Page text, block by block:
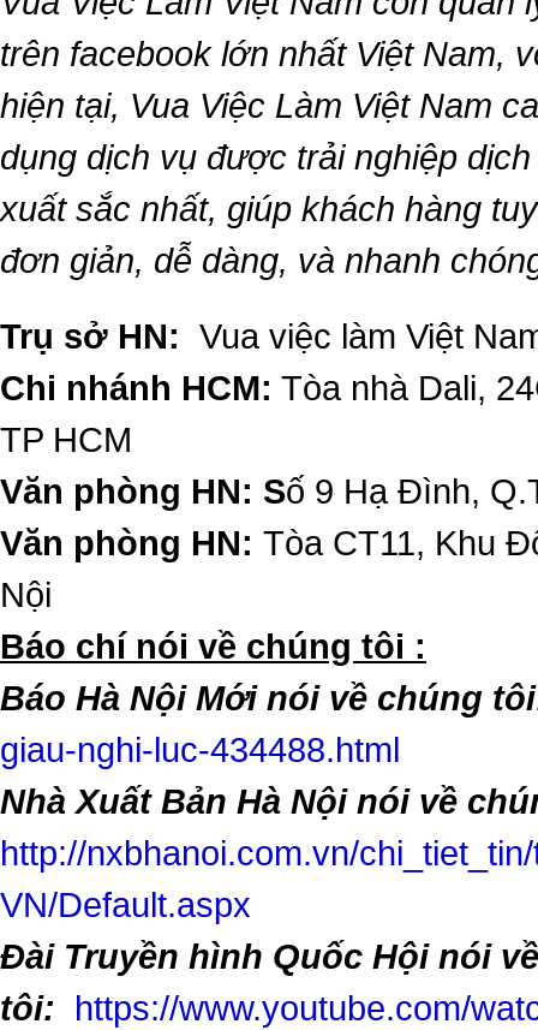
trên facebook lớn nhất Việt Nam,
hiện tại, Vua Việc Làm Việt Nam
dụng dịch vụ được trải nghiệp
xuất sắc nhất, giúp khách hàng
đơn giản, dễ dàng, và nhanh
Trụ sở HN: Vua việc làm Việt
Chi nhánh HCM: Tòa nhà Dali,
TP HCM
Văn phòng HN: Số 9 Hạ Đình,
Văn phòng HN: Tòa CT11, Khu
Nội
​Báo chí nói về chúng tôi :
Báo Hà Nội Mới nói về chúng
giau-nghi-luc-434488.html
Nhà Xuất Bản Hà Nội nói về
http://nxbhanoi.com.vn/
VN/Default.aspx
Đài Truyền hình Quốc Hội nói
tôi:
https://www.youtube.com/